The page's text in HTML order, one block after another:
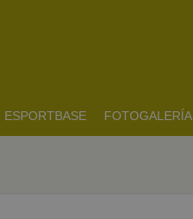
ESPORTBASE FOTOGALERÍA